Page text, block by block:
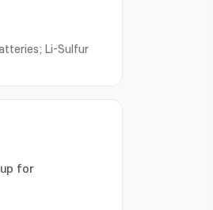
Li-Sulfur
for